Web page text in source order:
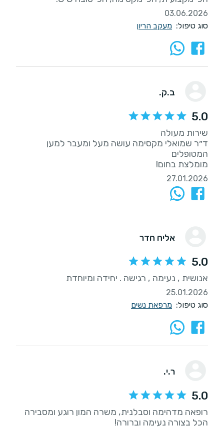
03.06.2026
סוג טיפול: מעקב הריון
ב.ק.
5.0
ד״ר שמואלי מקסימה עושה מעל ומעבר למען
מומלצת בחום!
27.01.2026
אליה הדר
5.0
אנושית , נעימה , רגישה . יחידה ומיוחדת
25.01.2026
סוג טיפול: מרפאת נשים
ר.י.
5.0
רופאה מדהימה וסבלנית, משרה המון רוגע ומסבירה
הכל בצורה נעימה וברורה!